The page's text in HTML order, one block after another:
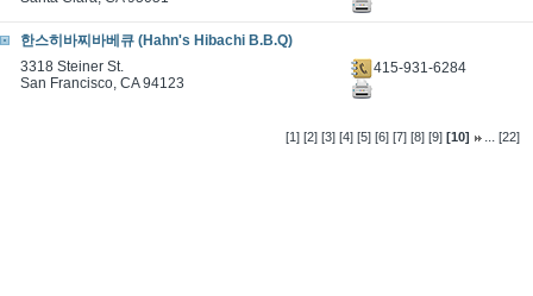
한스히바찌바베큐 (Hahn's Hibachi B.B.Q)
3318 Steiner St.
San Francisco, CA 94123
415-931-6284
[1] [2] [3] [4] [5] [6] [7] [8] [9] [10] ...[22]